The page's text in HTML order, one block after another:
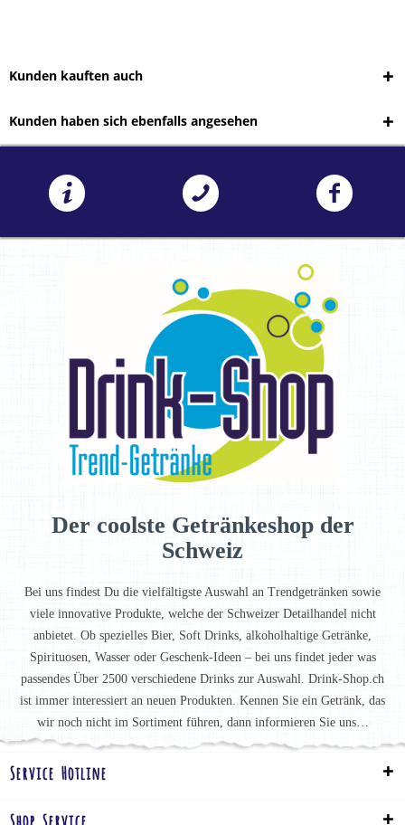
Kunden kauften auch
Kunden haben sich ebenfalls angesehen
Der coolste Getränkeshop der
Schweiz
Bei uns findest Du die vielfältigste Auswahl an Trendgetränken sowie
viele innovative Produkte, welche der Schweizer Detailhandel nicht
anbietet. Ob spezielles Bier, Soft Drinks, alkoholhaltige Getränke,
Spirituosen, Wasser oder Geschenk-Ideen – bei uns findet jeder was
passendes Über 2500 verschiedene Drinks zur Auswahl. Drink-Shop.ch
ist immer interessiert an neuen Produkten. Kennen Sie ein Getränk, das
wir noch nicht im Sortiment führen, dann informieren Sie uns…
Service Hotline
Shop Service